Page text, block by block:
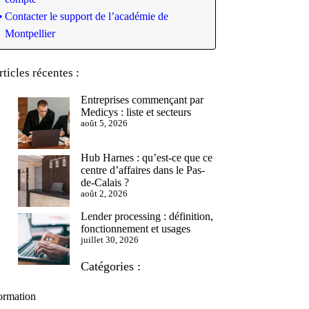
Contacter le support de l’académie de
Montpellier
récentes :
Entreprises commençant par
Medicys : liste et secteurs
août 5, 2026
Hub Harnes : qu’est-ce que ce
centre d’affaires dans le Pas-
de-Calais ?
août 2, 2026
Lender processing : définition,
fonctionnement et usages
juillet 30, 2026
Catégories :